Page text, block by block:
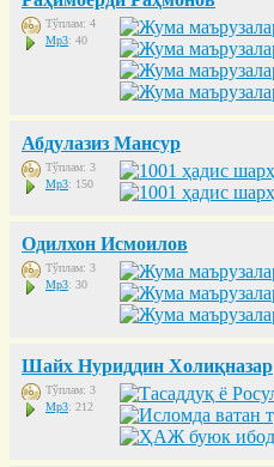
Тўплам: 4
Mp3: 40
Абдулазиз Мансур
Тўплам: 3
Mp3: 150
Одилхон Исмоилов
Тўплам: 3
Mp3: 30
Шайх Нуриддин Холиқназар
Тўплам: 3
Mp3: 212